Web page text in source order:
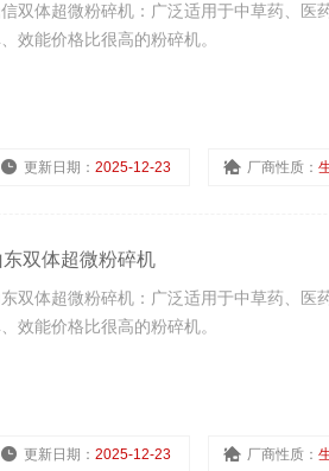
双体超微粉碎机：广泛适用于中草药、医
效能价格比很高的粉碎机。
更新日期： 2025-12-23 厂商性质：
东双体超微粉碎机
双体超微粉碎机：广泛适用于中草药、医
效能价格比很高的粉碎机。
更新日期： 2025-12-23 厂商性质：